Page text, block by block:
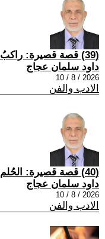
(39) قصة قصيرة: راكبُ الموج
داود سلمان عجاج
2026 / 8 / 10
الادب والفن
(40) قصة قصيرة: الحُلم
داود سلمان عجاج
2026 / 8 / 10
الادب والفن